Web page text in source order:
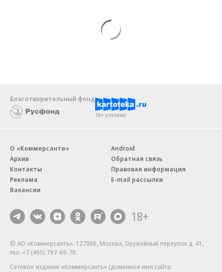
Благотворительный фонд
18+ реклама
О «Коммерсанте»
Архив
Контакты
Реклама
Вакансии
Android
Обратная связь
Правовая информация
E-mail рассылки
18+
© АО «Коммерсантъ». 127006, Москва, Оружейный переулок д. 41,
тел. +7 (495) 797-69-70.
Сетевое издание «Коммерсантъ» (доменное имя сайта: